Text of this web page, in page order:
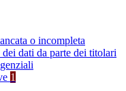
o incompleta
dati da parte dei titolari
1